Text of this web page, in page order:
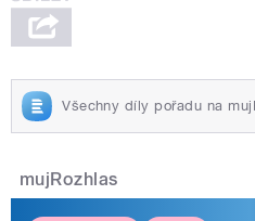
Všechny díly pořadu na
mujRozhlas